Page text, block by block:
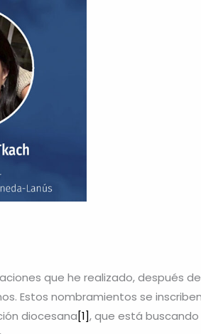
que he realizado, después de
Estos nombramientos se
diocesana[1], que está buscando